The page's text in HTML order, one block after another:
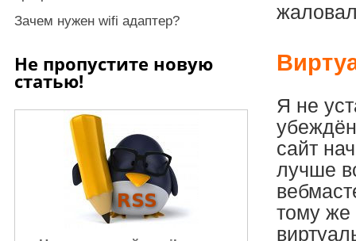
Я не
сайт
лучше
тому
Зачем нужен wifi адаптер?
Не пропустите новую
статью!